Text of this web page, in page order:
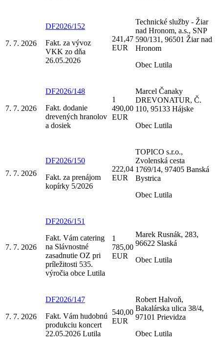
7. 7. 2026
DF2026/152
Fakt. za vývoz
VKK zo dňa
26.05.2026
241,47
EUR
Technické služby - Žiar
nad Hronom, a.s., SNP
590/131, 96501 Žiar nad
Hronom
Obec Lutila
7. 7. 2026
DF2026/148
Fakt. dodanie
drevených hranolov
a dosiek
1
490,00
EUR
Marcel Čanaky
DREVONATUR, Č.
110, 95133 Hájske
Obec Lutila
7. 7. 2026
DF2026/150
Fakt. za prenájom
kopírky 5/2026
222,04
EUR
TOPICO s.r.o.,
Zvolenská cesta
1769/14, 97405 Banská
Bystrica
Obec Lutila
7. 7. 2026
DF2026/151
Fakt. Vám catering
na Slávnostné
zasadnutie OZ pri
príležitosti 535.
výročia obce Lutila
1
785,00
EUR
Marek Rusnák, 283,
96622 Slaská
Obec Lutila
7. 7. 2026
DF2026/147
Fakt. Vám hudobnú
produkciu koncert
22.05.2026 Lutila
540,00
EUR
Robert Halvoň,
Bakalárska ulica 38/4,
97101 Prievidza
Obec Lutila